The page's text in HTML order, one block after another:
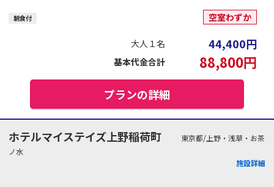
朝食付 空室わずか
大人１名 44,400円
基本代金合計 88,800円
プランの詳細
ホテルマイステイズ上野稲荷町
東京都/上野・浅草・お茶
ノ水
施設詳細